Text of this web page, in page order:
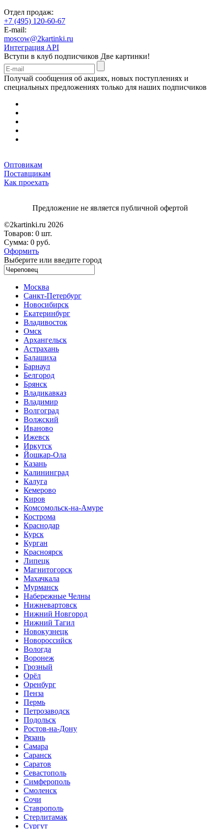
Отдел продаж:
+7 (495) 120-60-67
E-mail:
moscow@2kartinki.ru
Интеграция API
Вступи в клуб подписчиков Две картинки!
Получай сообщения об акциях, новых поступлениях и
специальных предложениях только для наших подписчиков
Оптовикам
Поставщикам
Как проехать
Предложение не является публичной офертой
©2kartinki.ru 2026
Товаров: 0 шт.
Сумма: 0 руб.
Оформить
Выберите или введите город
Москва
Санкт-Петербург
Новосибирск
Екатеринбург
Владивосток
Омск
Архангельск
Астрахань
Балашиха
Барнаул
Белгород
Брянск
Владикавказ
Владимир
Волгоград
Волжский
Иваново
Ижевск
Иркутск
Йошкар-Ола
Казань
Калининград
Калуга
Кемерово
Киров
Комсомольск-на-Амуре
Кострома
Краснодар
Курск
Курган
Красноярск
Липецк
Магнитогорск
Махачкала
Мурманск
Набережные Челны
Нижневартовск
Нижний Новгород
Нижний Тагил
Новокузнецк
Новороссийск
Вологда
Воронеж
Грозный
Орёл
Оренбург
Пенза
Пермь
Петрозаводск
Подольск
Ростов-на-Дону
Рязань
Самара
Саранск
Саратов
Севастополь
Симферополь
Смоленск
Сочи
Ставрополь
Стерлитамак
Сургут